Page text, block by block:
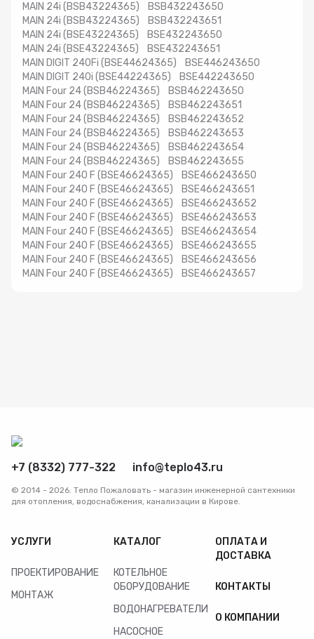
MAIN 24i (BSB43224365) BSB432243650
MAIN 24i (BSB43224365) BSB432243651
MAIN 24i (BSE43224365) BSE432243650
MAIN 24i (BSE43224365) BSE432243651
MAIN DIGIT 240Fi (BSE44624365) BSE446243650
MAIN DIGIT 240i (BSE44224365) BSE442243650
MAIN Four 24 (BSB46224365) BSB462243650
MAIN Four 24 (BSB46224365) BSB462243651
MAIN Four 24 (BSB46224365) BSB462243652
MAIN Four 24 (BSB46224365) BSB462243653
MAIN Four 24 (BSB46224365) BSB462243654
MAIN Four 24 (BSB46224365) BSB462243655
MAIN Four 240 F (BSE46624365) BSE466243650
MAIN Four 240 F (BSE46624365) BSE466243651
MAIN Four 240 F (BSE46624365) BSE466243652
MAIN Four 240 F (BSE46624365) BSE466243653
MAIN Four 240 F (BSE46624365) BSE466243654
MAIN Four 240 F (BSE46624365) BSE466243655
MAIN Four 240 F (BSE46624365) BSE466243656
MAIN Four 240 F (BSE46624365) BSE466243657
+7 (8332) 777-322 info@teplo43.ru
© 2014 - 2026. Тепло Пожаловать - магазин инженерной сантехники
для отопления, водоснабжения, канализации в Кирове.
УСЛУГИ
ПРОЕКТИРОВАНИЕ
МОНТАЖ
КАТАЛОГ
КОТЕЛЬНОЕ
ОБОРУДОВАНИЕ
ВОДОНАГРЕВАТЕЛИ
НАСОСНОЕ
ОПЛАТА И
ДОСТАВКА
КОНТАКТЫ
О КОМПАНИИ